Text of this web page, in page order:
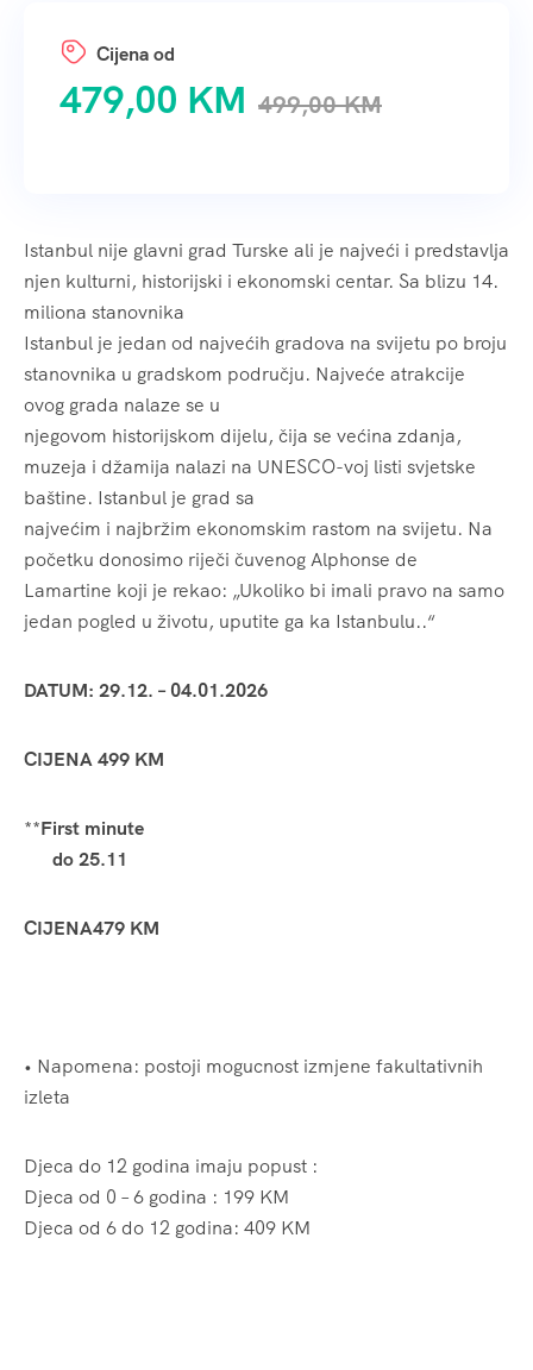
Istanbul nije glavni grad Turske ali je najveći i predstavlja
njen kulturni, historijski i ekonomski centar. Sa blizu 14.
miliona stanovnika
Istanbul je jedan od najvećih gradova na svijetu po broju
stanovnika u gradskom području. Najveće atrakcije
ovog grada nalaze se u
njegovom historijskom dijelu, čija se većina zdanja,
muzeja i džamija nalazi na UNESCO-voj listi svjetske
baštine. Istanbul je grad sa
najvećim i najbržim ekonomskim rastom na svijetu. Na
početku donosimo riječi čuvenog Alphonse de
Lamartine koji je rekao: „Ukoliko bi imali pravo na samo
jedan pogled u životu, uputite ga ka Istanbulu..“
DATUM: 29.12. – 04.01.2026
CIJENA 499 KM
**First minute
do 25.11
CIJENA479 KM
• Napomena: postoji mogucnost izmjene fakultativnih
izleta
Djeca do 12 godina imaju popust :
Djeca od 0 – 6 godina : 199 KM
Djeca od 6 do 12 godina: 409 KM
479,00 KM 499,00KM